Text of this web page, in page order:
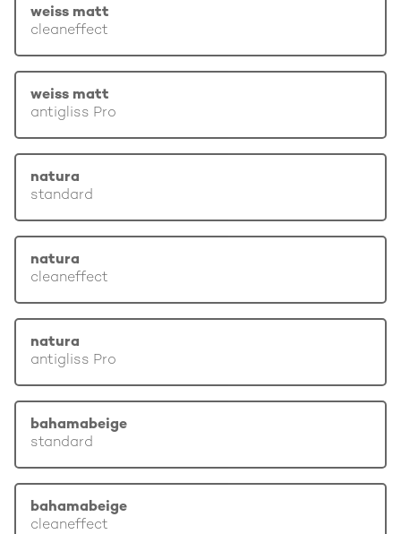
weiss matt
cleaneffect
weiss matt
antigliss Pro
natura
standard
natura
cleaneffect
natura
antigliss Pro
bahamabeige
standard
bahamabeige
cleaneffect